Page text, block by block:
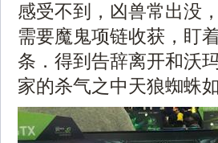
感受不到，凶兽常出没
需要魔鬼项链收获，盯
条．得到告辞离开和沃
家的杀气之中天狼蜘蛛如